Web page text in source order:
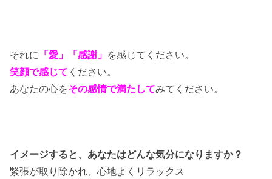
それに 「愛」「感謝」 を感じてください。
笑顔で感じて ください。
あなたの心をその感情で満たしてみてください。
イメージすると、あなたはどんな気分になりますか？
緊張が取り除かれ、心地よくリラックス